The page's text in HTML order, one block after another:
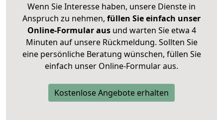
Wenn Sie Interesse haben, unsere Dienste in
Anspruch zu nehmen, füllen Sie einfach unser
Online-Formular ausund warten Sie etwa 4
Minuten auf unsere Rückmeldung. Sollten Sie
eine persönliche Beratung wünschen, füllen Sie
einfach unser Online-Formular aus.
Kostenlose Angebote erhalten